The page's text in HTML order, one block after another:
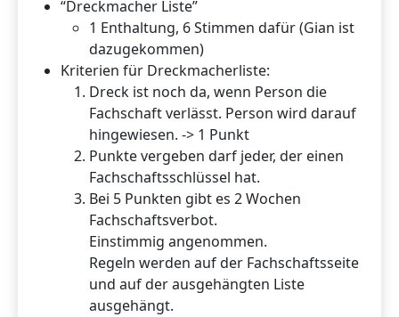
“Dreckmacher Liste”
1 Enthaltung, 6 Stimmen dafür (Gian ist
dazugekommen)
Kriterien für Dreckmacherliste:
Dreck ist noch da, wenn Person die
Fachschaft verlässt. Person wird darauf
hingewiesen. -> 1 Punkt
Punkte vergeben darf jeder, der einen
Fachschaftsschlüssel hat.
Bei 5 Punkten gibt es 2 Wochen
Fachschaftsverbot.
Einstimmig angenommen.
Regeln werden auf der Fachschaftsseite
und auf der ausgehängten Liste
ausgehängt.